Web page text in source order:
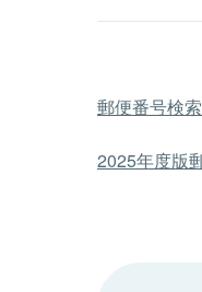
郵便番号検
2025年度版